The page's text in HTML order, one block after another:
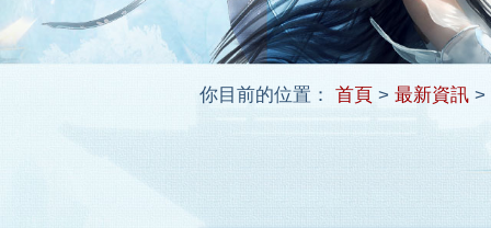
你目前的位置： 首頁 > 最新資訊 >